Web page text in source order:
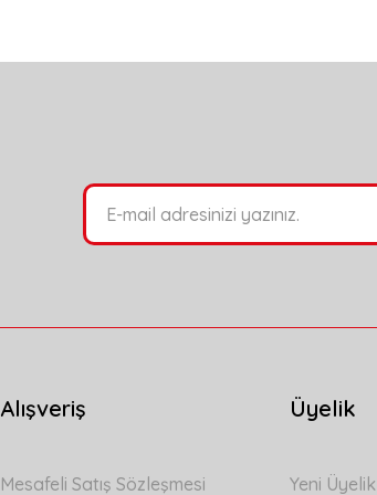
Alışveriş
Mesafeli Satış Sözleşmesi
Üyelik
Yeni Üyelik